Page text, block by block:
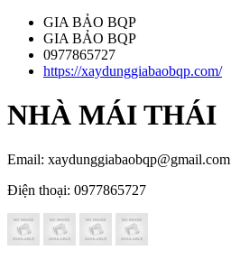
GIA BẢO BQP
GIA BẢO BQP
0977865727
https://xaydunggiabaobqp.com/
NHÀ MÁI THÁI
Email: xaydunggiabaobqp@gmail.com
Điện thoại: 0977865727